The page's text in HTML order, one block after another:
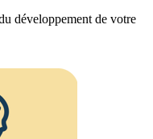
développement de votre